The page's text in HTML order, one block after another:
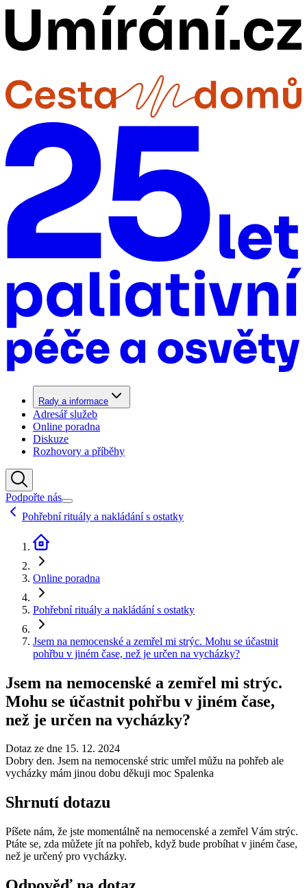
Rady a informace
Adresář služeb
Online poradna
Diskuze
Rozhovory a příběhy
Podpořte nás
Pohřební rituály a nakládání s ostatky
Online poradna
Pohřební rituály a nakládání s ostatky
Jsem na nemocenské a zemřel mi strýc. Mohu se účastnit
pohřbu v jiném čase, než je určen na vycházky?
Jsem na nemocenské a zemřel mi strýc.
Mohu se účastnit pohřbu v jiném čase,
než je určen na vycházky?
Dotaz ze dne 15. 12. 2024
Dobry den. Jsem na nemocenské stric umřel můžu na pohřeb ale
vycházky mám jinou dobu děkuji moc Spalenka
Shrnutí dotazu
Píšete nám, že jste momentálně na nemocenské a zemřel Vám strýc.
Ptáte se, zda můžete jít na pohřeb, když bude probíhat v jiném čase,
než je určený pro vycházky.